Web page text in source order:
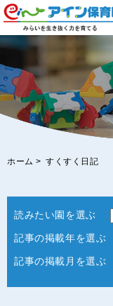
ホーム > すくすく日記
読みたい園を選ぶ
記事の掲載年を選ぶ
記事の掲載月を選ぶ